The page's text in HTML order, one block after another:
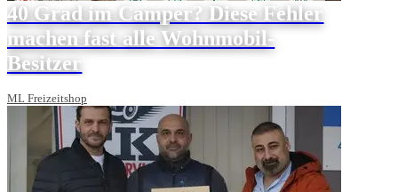
40 Grad im Camper? Diese Fehler
machen fast alle Wohnmobil-
Besitzer
ML Freizeitshop